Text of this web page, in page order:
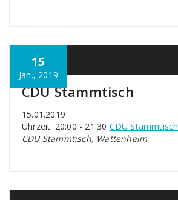
15
Jan., 2019
CDU Stammtisch
15.01.2019
Uhrzeit: 20:00 - 21:30 CDU Stammtisch
CDU Stammtisch, Wattenheim